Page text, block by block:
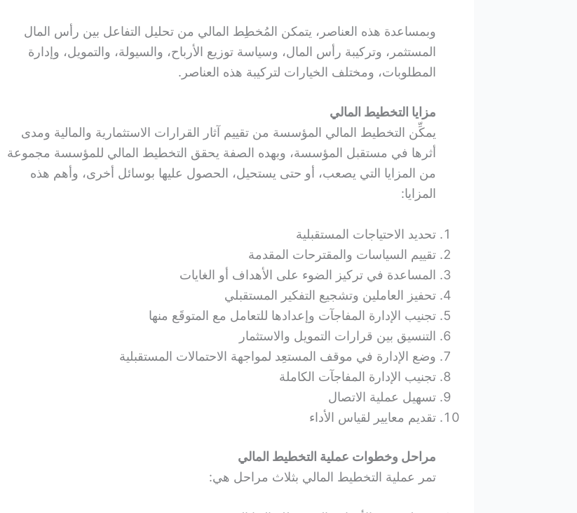
وبمساعدة هذه العناصر، يتمكن المُخطِط المالي من تحليل التفاعل بين رأس المال
المستثمر، وتركيبة رأس المال، وسياسة توزيع الأرباح، والسيولة، والتمويل، وإدارة
المطلوبات، ومختلف الخيارات لتركيبة هذه العناصر.
مزايا التخطيط المالي
يمكِّن التخطيط المالي المؤسسة من تقييم آثار القرارات الاستثمارية والمالية ومدى
أثرها في مستقبل المؤسسة، وبهده الصفة يحقق التخطيط المالي للمؤسسة مجموعة
من المزايا التي يصعب، أو حتى يستحيل، الحصول عليها بوسائل أخرى، وأهم هذه
المزايا:
تحديد الاحتياجات المستقبلية
تقييم السياسات والمقترحات المقدمة
المساعدة في تركيز الضوء على الأهداف أو الغايات
تحفيز العاملين وتشجيع التفكير المستقبلي
تجنيب الإدارة المفاجآت وإعدادها للتعامل مع المتوقَع منها
التنسيق بين قرارات التمويل والاستثمار
وضع الإدارة في موقف المستعِد لمواجهة الاحتمالات المستقبلية
تجنيب الإدارة المفاجآت الكاملة
تسهيل عملية الاتصال
تقديم معايير لقياس الأداء
مراحل وخطوات عملية التخطيط المالي
تمر عملية التخطيط المالي بثلاث مراحل هي: